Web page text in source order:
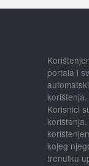
portala i
korištenja.
Korisnici
kojeg
trenutku